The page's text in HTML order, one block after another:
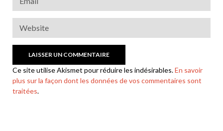
Ce site utilise Akismet pour réduire les indésirables.En savoir
plus sur la façon dont les données de vos commentaires sont
traitées.